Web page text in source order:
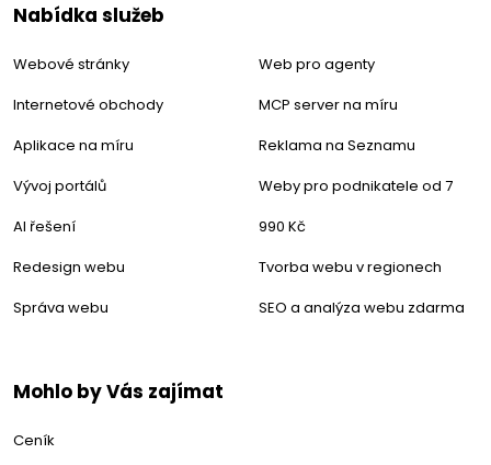
Nabídka služeb
Webové stránky
Internetové obchody
Aplikace na míru
Vývoj portálů
AI řešení
Redesign webu
Správa webu
Web pro agenty
MCP server na míru
Reklama na Seznamu
Weby pro podnikatele od 7
990 Kč
Tvorba webu v regionech
SEO a analýza webu zdarma
Mohlo by Vás zajímat
Ceník